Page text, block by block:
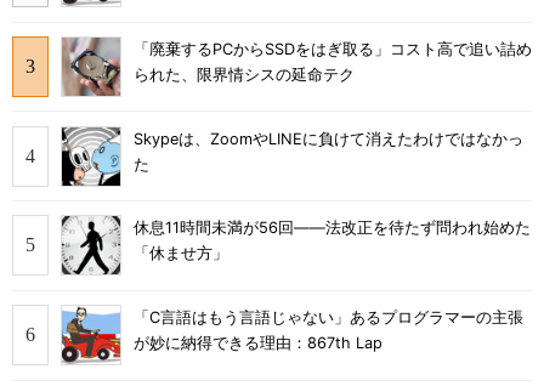
「廃棄するPCからSSDをはぎ取る」コスト高で追い詰め
られた、限界情シスの延命テク
Skypeは、ZoomやLINEに負けて消えたわけではなかっ
た
休息11時間未満が56回――法改正を待たず問われ始めた
「休ませ方」
「C言語はもう言語じゃない」あるプログラマーの主張
が妙に納得できる理由：867th Lap